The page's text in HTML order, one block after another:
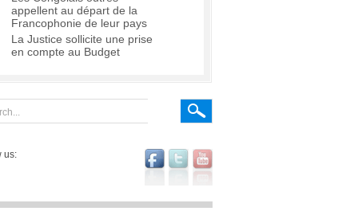
appellent au départ de la
Francophonie de leur pays
La Justice sollicite une prise
en compte au Budget
us: